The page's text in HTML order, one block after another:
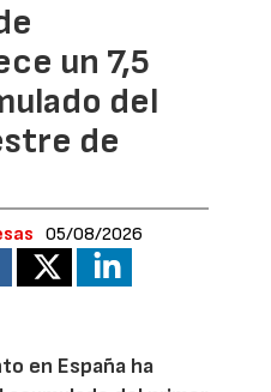
un 7,5
del
de
05/08/2026
en España ha